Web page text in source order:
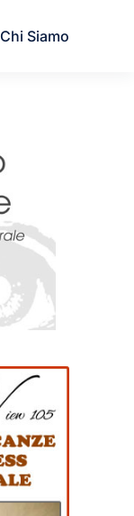
Chi Siamo